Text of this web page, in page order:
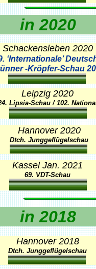
in 2020
Schackensleben 2020
‘Internationale’
-Kröpfer-Schau
Leipzig 2020
Lipsia-Schau / 102.
Hannover 2020
Dtch. Junggeflügelschau
Kassel Jan. 2021
69. VDT-Schau
in 2018
Hannover 2018
Dtch. Junggeflügelschau